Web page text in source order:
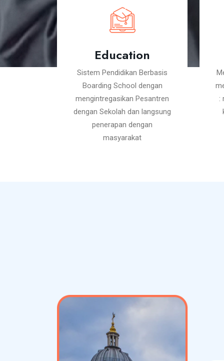
Education
Sistem Pendidikan Berbasis
Boarding School dengan
mengintregasikan Pesantren
dengan Sekolah dan langsung
penerapan dengan
masyarakat
: